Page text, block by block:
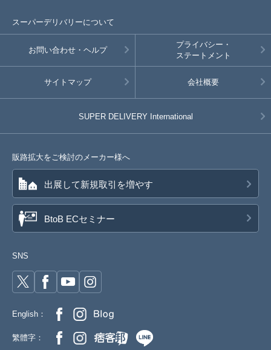
スーパーデリバリーについて
お問い合わせ・ヘルプ
プライバシー・
ステートメント
サイトマップ 会社概要
SUPER DELIVERY International
販路拡大をご検討のメーカー様へ
出展して新規取引を増やす
BtoB ECセミナー
SNS
English：
繁體字：